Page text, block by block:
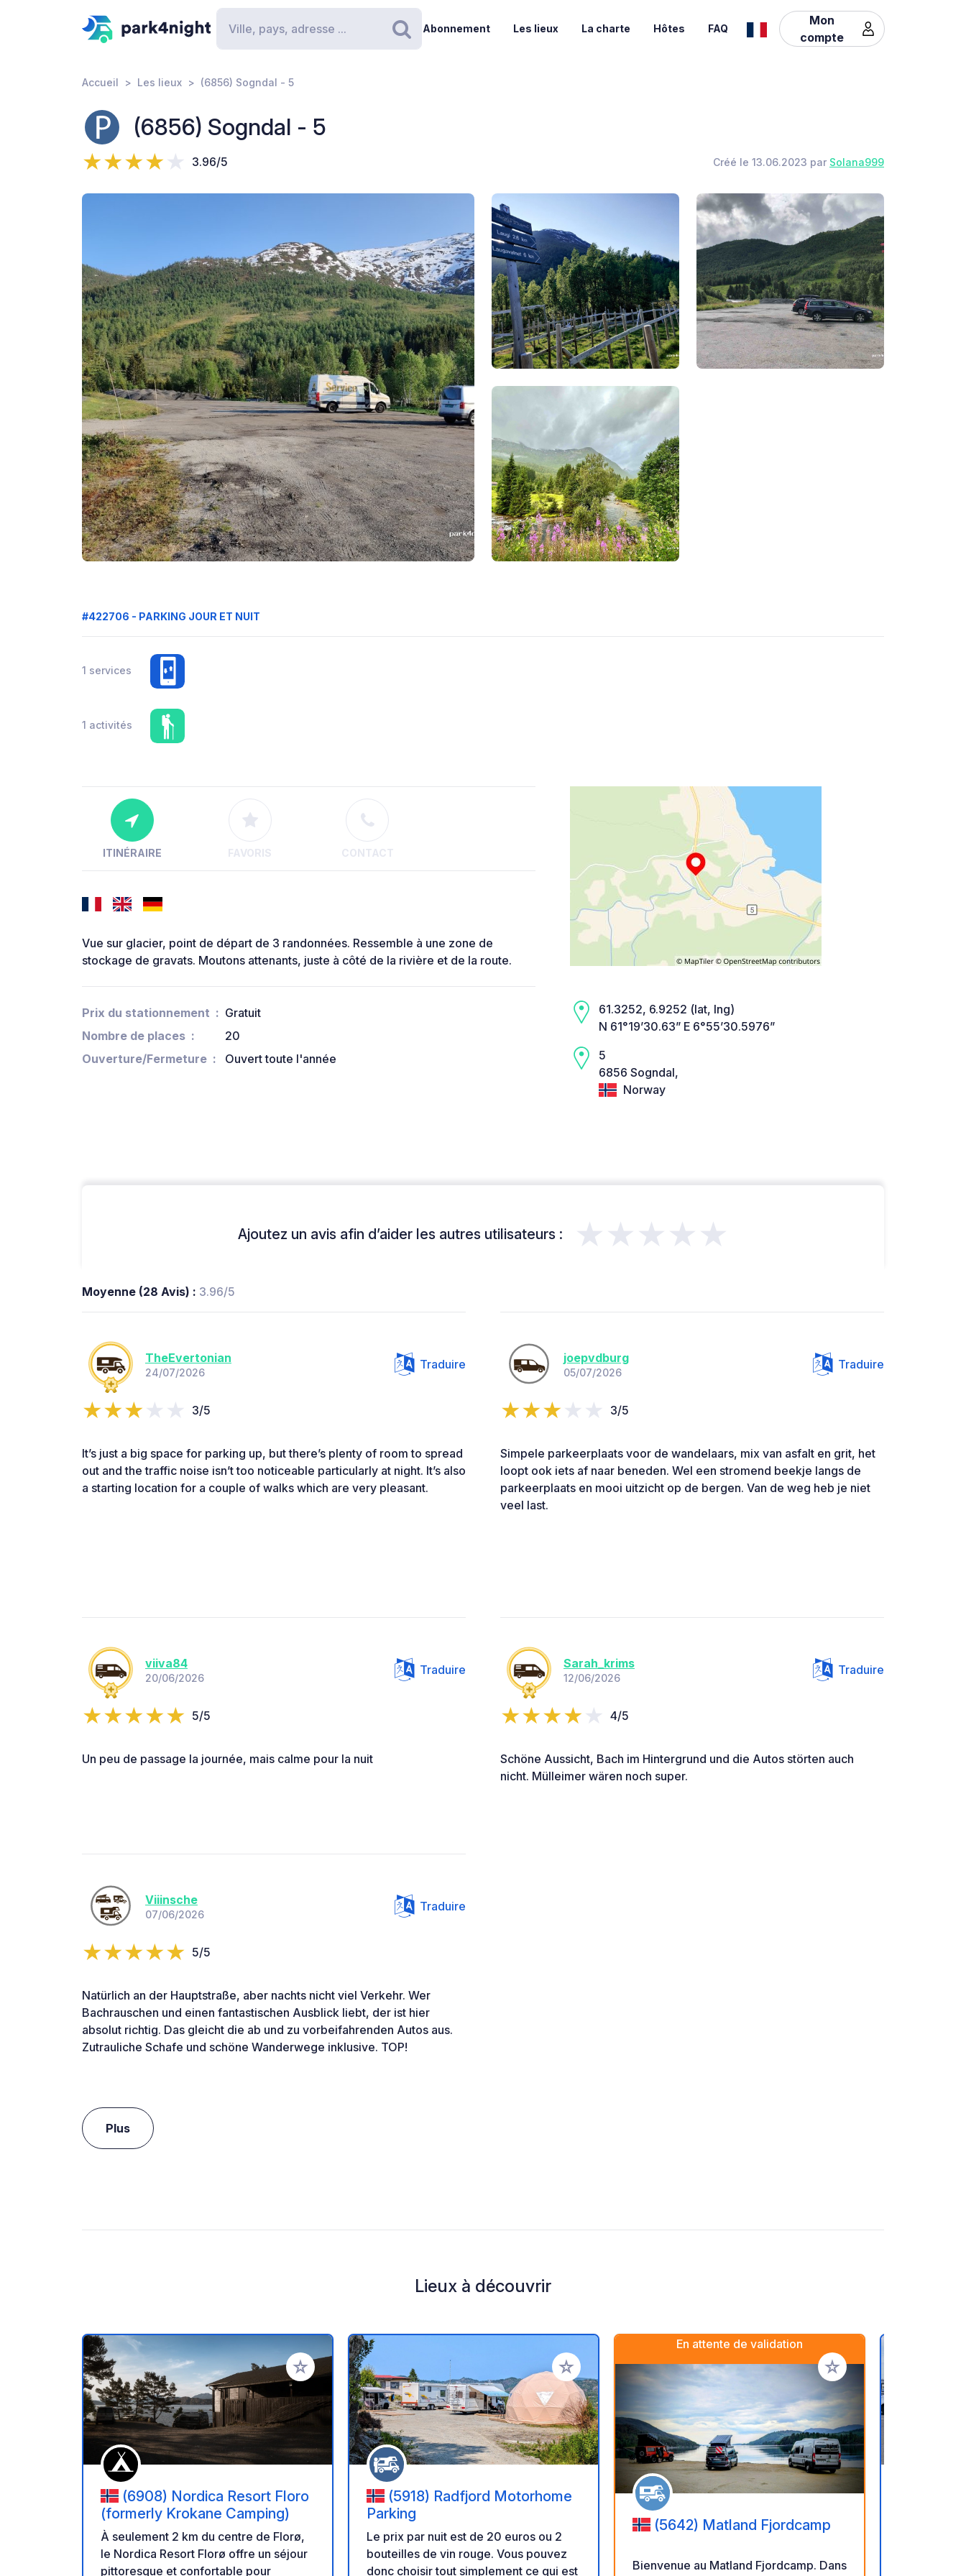
Rechercher
Abonnement Les lieux La charte Hôtes FAQ
Mon
compte
Accueil Les lieux (6856) Sogndal - 5
(6856) Sogndal - 5
3.96/5 Créé le 13.06.2023 par Solana999
#422706 - PARKING JOUR ET NUIT
1 services
1 activités
ITINÉRAIRE FAVORIS CONTACT
Vue sur glacier, point de départ de 3 randonnées. Ressemble à une zone de
stockage de gravats. Moutons attenants, juste à côté de la rivière et de la route.
Prix du stationnement
Gratuit
Nombre de places
20
Ouverture/Fermeture
Ouvert toute l'année
61.3252, 6.9252 (lat, lng)
N 61°19’30.63” E 6°55’30.5976”
5
6856 Sogndal,
Norway
Ajoutez un avis afin d’aider les autres utilisateurs : ★★★★★
Moyenne (28 Avis) : 3.96/5
TheEvertonian
24/07/2026
Traduire
3/5
It’s just a big space for parking up, but there’s plenty of room to spread
out and the traffic noise isn’t too noticeable particularly at night. It’s also
a starting location for a couple of walks which are very pleasant.
joepvdburg
05/07/2026
Traduire
3/5
Simpele parkeerplaats voor de wandelaars, mix van asfalt en grit, het
loopt ook iets af naar beneden. Wel een stromend beekje langs de
parkeerplaats en mooi uitzicht op de bergen. Van de weg heb je niet
veel last.
viiva84
20/06/2026
Traduire
5/5
Un peu de passage la journée, mais calme pour la nuit
Sarah_krims
12/06/2026
Traduire
4/5
Schöne Aussicht, Bach im Hintergrund und die Autos störten auch
nicht. Mülleimer wären noch super.
Viiinsche
07/06/2026
Traduire
5/5
Natürlich an der Hauptstraße, aber nachts nicht viel Verkehr. Wer
Bachrauschen und einen fantastischen Ausblick liebt, der ist hier
absolut richtig. Das gleicht die ab und zu vorbeifahrenden Autos aus.
Zutrauliche Schafe und schöne Wanderwege inklusive. TOP!
Plus
Lieux à découvrir
Ajouter à vos favoris
(6908) Nordica Resort Floro
(formerly Krokane Camping)
À seulement 2 km du centre de Florø,
le Nordica Resort Florø offre un séjour
pittoresque et confortable pour
Ajouter à vos favoris
(5918) Radfjord Motorhome
Parking
Le prix par nuit est de 20 euros ou 2
bouteilles de vin rouge. Vous pouvez
donc choisir tout simplement ce qui est
En attente de validation
Ajouter à vos favoris
(5642) Matland Fjordcamp
Bienvenue au Matland Fjordcamp. Dans